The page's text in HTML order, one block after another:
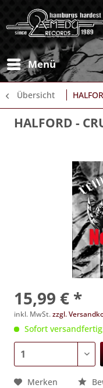
Menü
Übersicht
HALFORD -
15,99 € *
inkl. MwSt.zzgl.
Sofort
Merken